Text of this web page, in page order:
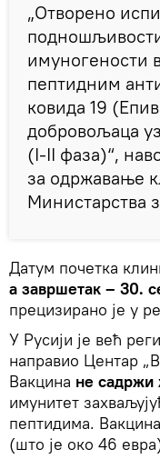
„Отворено
имуногености
пептидним
ковида 19
добровољаца
(І-II фаза)“,
за одржавање
Министарства
Датум почетка
а завршетак – 30.
прецизирано је у
У Русији је већ
направио Центар
Вакцина не садржи
имунитет
пептидима.
(што је око 46